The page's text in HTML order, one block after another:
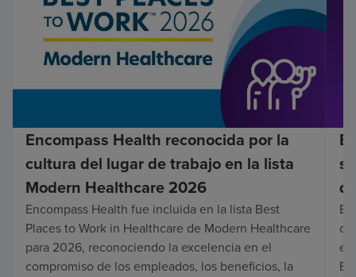
Encompass Health reconocida por la
cultura del lugar de trabajo en la lista
Modern Healthcare 2026
Encompass Health fue incluida en la lista Best
Places to Work in Healthcare de Modern Healthcare
para 2026, reconociendo la excelencia en el
compromiso de los empleados, los beneficios, la